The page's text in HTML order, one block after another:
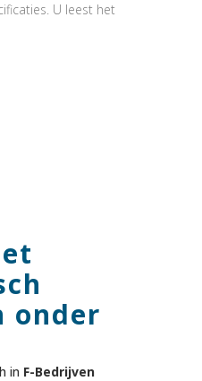
U leest het
onder
in F-Bedrijven